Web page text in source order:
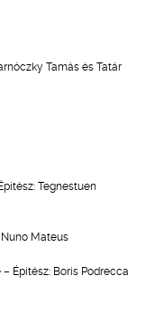
Tamás és Tatár
Tegnestuen
Mateus
Építész: Boris Podrecca